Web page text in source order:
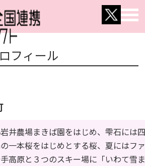
フィール
井農場まきば園をはじめ、雫石には
一本桜をはじめとする桜、夏にはフ
高原と３つのスキー場に「いわて雪